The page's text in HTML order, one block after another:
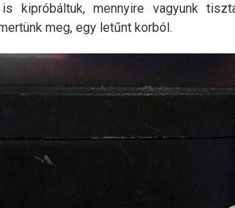
mennyire vagyunk
meg, egy letűnt korból.